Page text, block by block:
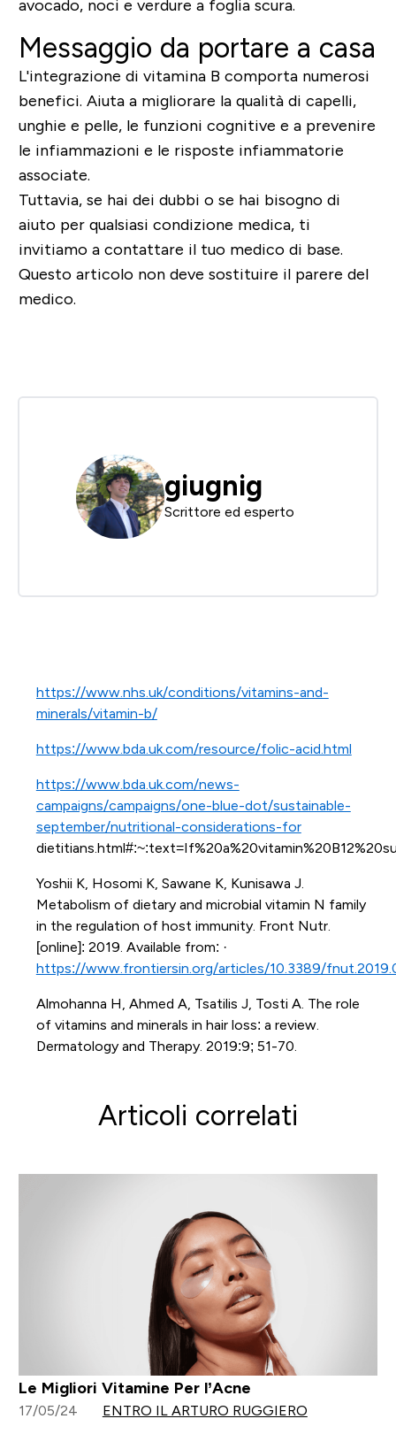
avocado, noci e verdure a foglia scura.
Messaggio da portare a casa
L'integrazione di vitamina B comporta numerosi
benefici. Aiuta a migliorare la qualità di capelli,
unghie e pelle, le funzioni cognitive e a prevenire
le infiammazioni e le risposte infiammatorie
associate.
Tuttavia, se hai dei dubbi o se hai bisogno di
aiuto per qualsiasi condizione medica, ti
invitiamo a contattare il tuo medico di base.
Questo articolo non deve sostituire il parere del
medico.
giugnig
Scrittore ed esperto
https://www.nhs.uk/conditions/vitamins-and-
minerals/vitamin-b/
https://www.bda.uk.com/resource/folic-acid.html
https://www.bda.uk.com/news-
campaigns/campaigns/one-blue-dot/sustainable-
september/nutritional-considerations-for
Yoshii K, Hosomi K, Sawane K, Kunisawa J.
Metabolism of dietary and microbial vitamin N family
in the regulation of host immunity. Front Nutr.
[online]: 2019. Available from: ·
https://www.frontiersin.org/articles/10.3389/
Almohanna H, Ahmed A, Tsatilis J, Tosti A. The role
of vitamins and minerals in hair loss: a review.
Dermatology and Therapy. 2019:9; 51-70.
Articoli correlati
Le Migliori Vitamine Per l’Acne
17/05/24 ENTRO IL ARTURO RUGGIERO